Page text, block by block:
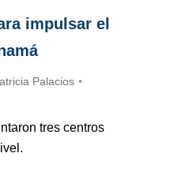
impulsar el
Palacios
tres centros